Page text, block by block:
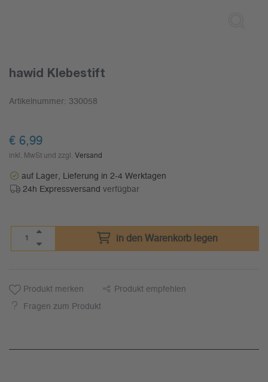
hawid Klebestift
Artikelnummer: 330058
€ 6,99
inkl. MwSt und zzgl. Versand
auf Lager, Lieferung in 2-4 Werktagen
24h Expressversand verfügbar
in den Warenkorb legen
Produkt merken Produkt empfehlen
Fragen zum Produkt